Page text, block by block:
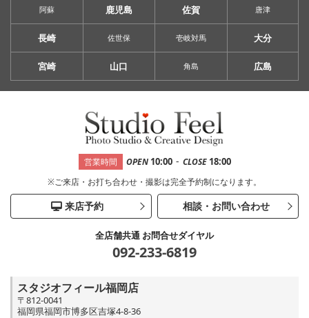
阿蘇 鹿児島 佐賀 唐津
長崎 佐世保 壱岐対馬 大分
宮崎 山口 角島 広島
営業時間 OPEN 10:00 - CLOSE 18:00
※ご来店・お打ち合わせ・撮影は完全予約制になります。
来店予約 相談・お問い合わせ
全店舗共通 お問合せダイヤル
092-233-6819
スタジオフィール福岡店
〒812-0041
福岡県福岡市博多区吉塚4-8-36